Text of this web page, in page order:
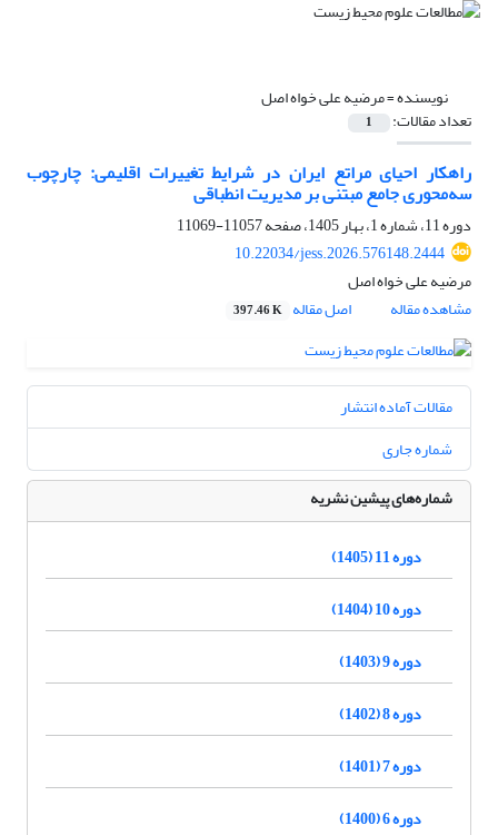
نویسنده =مرضیه علی خواه اصل
تعداد مقالات: 1
راهکار احیای مراتع ایران در شرایط تغییرات اقلیمی: چارچوب
سه‌محوری جامع مبتنی بر مدیریت انطباقی
دوره 11، شماره 1، بهار 1405، صفحه
11057-11069
10.22034/jess.2026.576148.2444
مرضیه علی خواه اصل
مشاهده مقاله
اصل مقاله 397.46 K
مقالات آماده انتشار
شماره جاری
شماره‌های پیشین نشریه
دوره 11 (1405)
دوره 10 (1404)
دوره 9 (1403)
دوره 8 (1402)
دوره 7 (1401)
دوره 6 (1400)